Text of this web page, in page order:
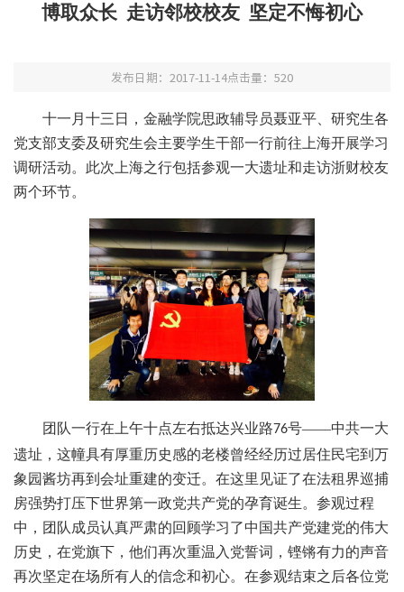
博取众长 走访邻校校友 坚定不悔初心
发布日期：2017-11-14点击量： 520
十一月十三日，金融学院思政辅导员聂亚平、研究生各
党支部支委及研究生会主要学生干部一行前往上海开展学习
调研活动。此次上海之行包括参观一大遗址和走访浙财校友
两个环节。
团队一行在上午十点左右抵达兴业路76号——中共一大
遗址，这幢具有厚重历史感的老楼曾经经历过居住民宅到万
象园酱坊再到会址重建的变迁。在这里见证了在法租界巡捕
房强势打压下世界第一政党共产党的孕育诞生。参观过程
中，团队成员认真严肃的回顾学习了中国共产党建党的伟大
历史，在党旗下，他们再次重温入党誓词，铿锵有力的声音
再次坚定在场所有人的信念和初心。在参观结束之后各位党